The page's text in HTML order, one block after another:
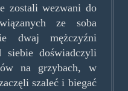
zostali wezwani do
ze soba
dwaj mężczyźni
siebie doświadczyli
na grzybach, w
szaleć i biegać